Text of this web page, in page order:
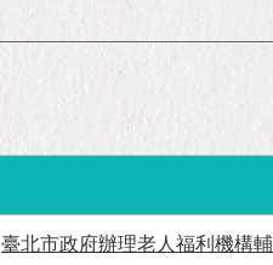
臺北市政府辦理老人福利機構